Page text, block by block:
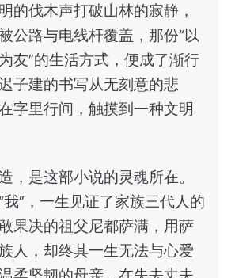
的伐木声打破山林的寂静，
公路与电线杆覆盖，那份“以
友”的生活方式，便成了渐行
子建的书写从无刻意的悲
字里行间，触摸到一种文明
，是这部小说的灵魂所在。
”，一生见证了家族三代人的
果决的祖父尼都萨满，用萨
人，却终其一生无法与心爱